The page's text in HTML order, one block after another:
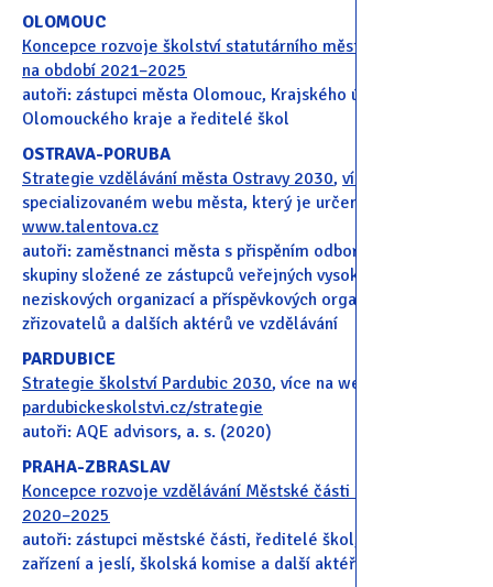
OLOMOUC
Koncepce rozvoje školství statutárního města Olomouce
na období 2021–2025
autoři: zástupci města Olomouc, Krajského úřadu
Olomouckého kraje a ředitelé škol
OSTRAVA-PORUBA
Strategie vzdělávání města Ostravy 2030, více
specializovaném webu města, který je určen vzdělávání
www.talentova.cz
autoři: zaměstnanci města s přispěním odborné pracovní
skupiny složené ze zástupců veřejných vysokých škol,
neziskových organizací a příspěvkových organizací města,
zřizovatelů a dalších aktérů ve vzdělávání
PARDUBICE
Strategie školství Pardubic 2030, více na webu
pardubickeskolstvi.cz/strategie
autoři: AQE advisors, a. s. (2020)
PRAHA-ZBRASLAV
Koncepce rozvoje vzdělávání Městské části Praha-Zbraslav
2020–2025
autoři: zástupci městské části, ředitelé škol, školských
zařízení a jeslí, školská komise a další aktéři